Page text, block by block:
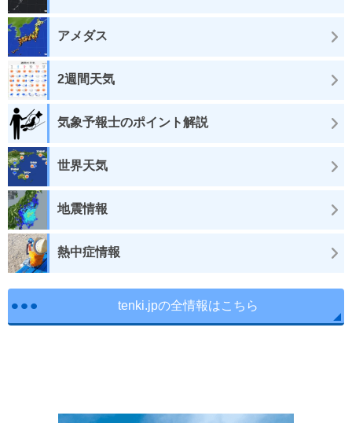
アメダス
2週間天気
気象予報士のポイント解説
世界天気
地震情報
熱中症情報
tenki.jpの全情報はこちら